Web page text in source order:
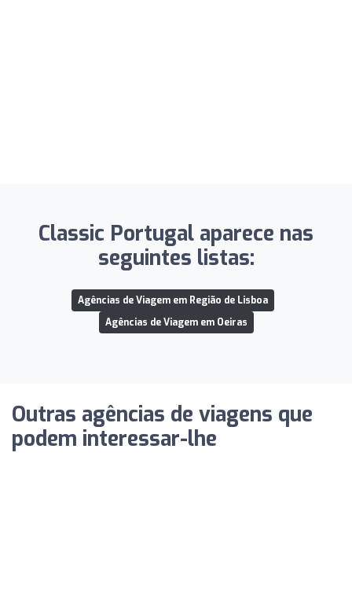
Classic Portugal aparece nas
seguintes listas:
Agências de Viagem em Região de Lisboa
Agências de Viagem em Oeiras
Outras agências de viagens que
podem interessar-lhe